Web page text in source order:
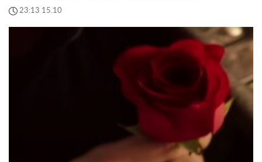
23:13 15.10